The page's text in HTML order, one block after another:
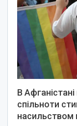
В
спільноти
насильством